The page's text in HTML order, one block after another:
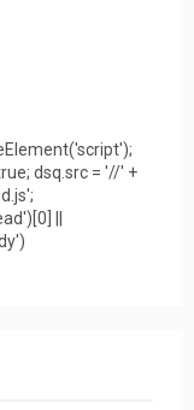
dsq.src = '//' +
||